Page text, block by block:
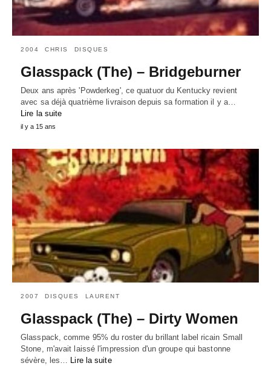
2004 CHRIS DISQUES
Glasspack (The) – Bridgeburner
Deux ans après 'Powderkeg', ce quatuor du Kentucky revient
avec sa déjà quatrième livraison depuis sa formation il y a…
Lire la suite
il y a 15 ans
2007 DISQUES LAURENT
Glasspack (The) – Dirty Women
Glasspack, comme 95% du roster du brillant label ricain Small
Stone, m'avait laissé l'impression d'un groupe qui bastonne
sévère, les… Lire la suite